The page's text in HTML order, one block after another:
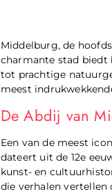
Middelburg, de
charmante stad biedt
tot prachtige
meest
De Abdij van
Een van de meest
dateert uit de 12e
kunst- en
die verhalen vertellen